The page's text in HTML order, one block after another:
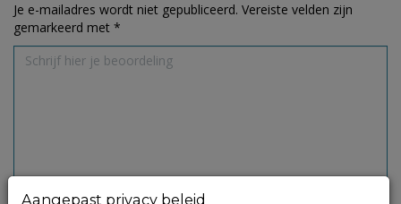
Je e-mailadres wordt niet gepubliceerd. Vereiste velden zijn
gemarkeerd met *
Aangepast privacy beleid